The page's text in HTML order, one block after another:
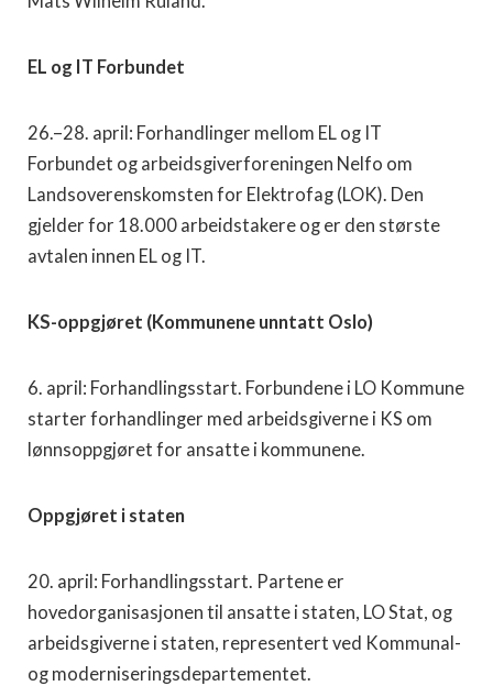
EL og IT Forbundet
26.–28. april: Forhandlinger mellom EL og IT
Forbundet og arbeidsgiverforeningen Nelfo om
Landsoverenskomsten for Elektrofag (LOK). Den
gjelder for 18.000 arbeidstakere og er den største
avtalen innen EL og IT.
KS-oppgjøret (Kommunene unntatt Oslo)
6. april: Forhandlingsstart. Forbundene i LO Kommune
starter forhandlinger med arbeidsgiverne i KS om
lønnsoppgjøret for ansatte i kommunene.
Oppgjøret i staten
20. april: Forhandlingsstart. Partene er
hovedorganisasjonen til ansatte i staten, LO Stat, og
arbeidsgiverne i staten, representert ved Kommunal-
og moderniseringsdepartementet.